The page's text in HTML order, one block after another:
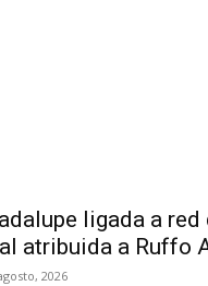
ligada a red
atribuida a Ruffo
2026